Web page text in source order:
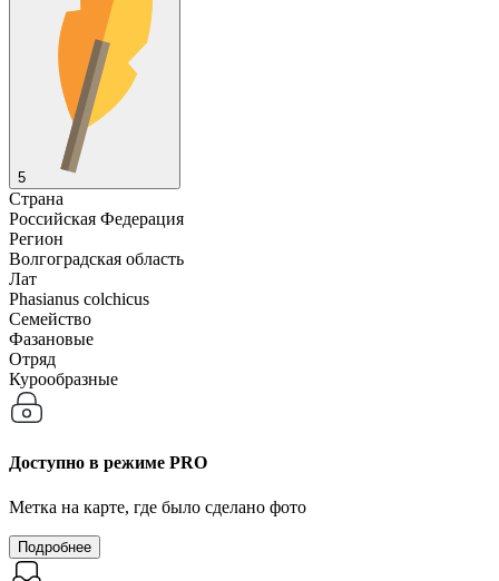
5
Страна
Российская Федерация
Регион
Волгоградская область
Лат
Phasianus colchicus
Семейство
Фазановые
Отряд
Курообразные
Доступно в режиме PRO
Метка на карте, где было сделано фото
Подробнее